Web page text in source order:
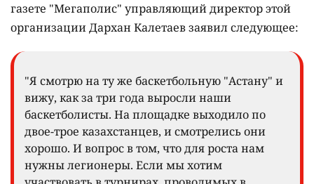
газете "Мегаполис" управляющий директор этой
организации Дархан Калетаев заявил следующее:
"Я смотрю на ту же баскетбольную "Астану" и
вижу, как за три года выросли наши
баскетболисты. На площадке выходило по
двое-трое казахстанцев, и смотрелись они
хорошо. И вопрос в том, что для роста нам
нужны легионеры. Если мы хотим